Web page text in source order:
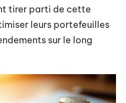
tirer parti de cette
leurs portefeuilles
sur le long